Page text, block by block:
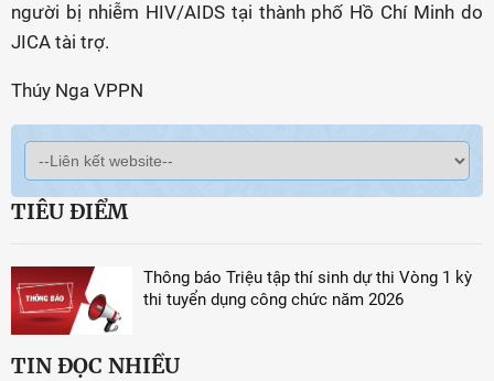
người bị nhiễm HIV/AIDS tại thành phố Hồ Chí Minh do
JICA tài trợ.
Thúy Nga VPPN
TIÊU ĐIỂM
Thông báo Triệu tập thí sinh dự thi Vòng 1 kỳ
thi tuyển dụng công chức năm 2026
TIN ĐỌC NHIỀU